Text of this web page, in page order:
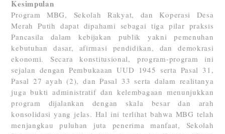
Kesimpulan
Program MBG, Sekolah Rakyat, dan Koperasi Desa
Merah Putih dapat dipahami sebagai tiga pilar praksis
Pancasila dalam kebijakan publik yakni pemenuhan
kebutuhan dasar, afirmasi pendidikan, dan demokrasi
ekonomi. Secara konstitusional, program-program ini
sejalan dengan Pembukaaan UUD 1945 serta Pasal 31,
Pasal 27 ayah (2), dan Pasal 33 serta dalam realitanya
juga bukti administratif dan kelembagaan menunjukkan
program dijalankan dengan skala besar dan arah
konsolidasi yang jelas. Hal ini terlihat bahwa MBG telah
menjangkau puluhan juta penerima manfaat, Sekolah